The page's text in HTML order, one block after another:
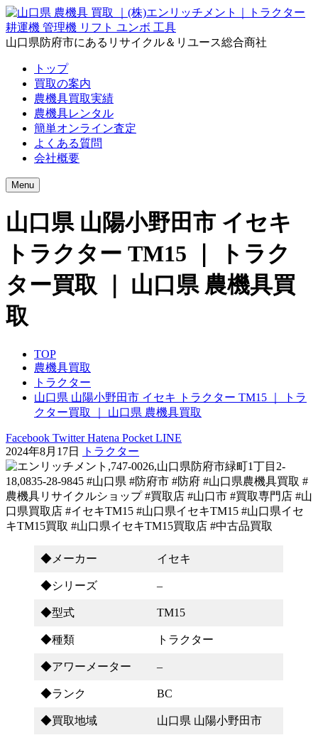
山口県防府市にあるリサイクル＆リユース総合商社
トップ
買取の案内
農機具買取実績
農機具レンタル
簡単オンライン査定
よくある質問
会社概要
Menu
山口県 山陽小野田市 イセキ
トラクター TM15 ｜ トラク
ター買取 ｜ 山口県 農機具買
取
TOP
農機具買取
トラクター
山口県 山陽小野田市 イセキ トラクター TM15 ｜ トラ
クター買取 ｜ 山口県 農機具買取
Facebook TwitterHatena Pocket LINE
2024年8月17日
トラクター
◆メーカー イセキ
◆シリーズ –
◆型式 TM15
◆種類 トラクター
◆アワーメーター –
◆ランク BC
◆買取地域 山口県 山陽小野田市